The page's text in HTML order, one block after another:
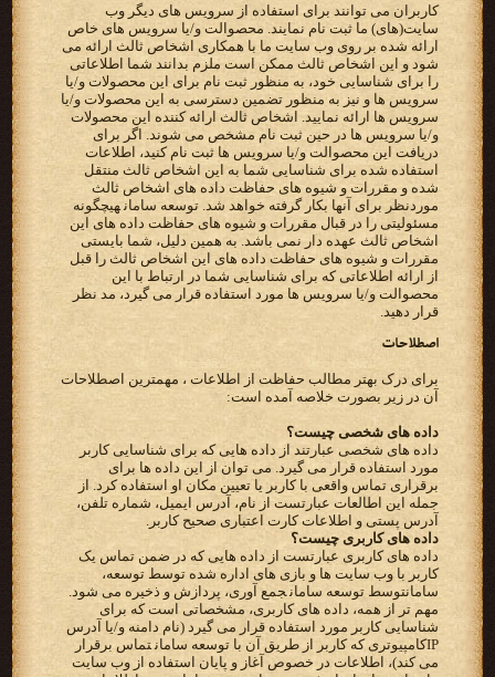
‫کاربران می توانند برای استفاده از سرویس های دیگر وب
‫ارائه شده بر روی وب سایت ما با همکاری اشخاص ثالث ارائه می
شود و این اشخاص ثالث ممکن است ملزم بدانند شما‬ ‫اطلاعاتی
را برای شناسایی خود، به منظور ثبت نام برای این محصولات و/یا
سرویس ها و نیز به منظور تضمین دسترسی به‬ ‫این محصولات و/یا
سرویس ها ارائه نمایید. اشخاص ثالث ارائه کننده این محصولات
و/یا سرویس ها در حین ثبت نام مشخص‬ ‫می شوند. اگر برای
دریافت این محصوالت و/یا سرویس ها ثبت نام کنید، اطلاعات
استفاده شده برای شناسایی شما به این‬ ‫اشخاص ثالث منتقل
شده و مقررات و شیوه های حفاظت داده های اشخاص ثالث
موردنظر برای آنها بکار گرفته خواهد شد.‬ ‫‪ توسعه سامان‬هیچگونه
مسئولیتی را در قبال مقررات و شیوه های حفاظت داده های این
اشخاص ثالث عهده دار نمی باشد. به‬ ‫همین دلیل، شما بایستی
مقررات و شیوه های حفاظت داده های این اشخاص ثالث را قبل
از ارائه اطلاعاتی که برای شناسایی شما‬ ‫در ارتباط با این
محصوالت و/یا سرویس ها مورد استفاده قرار می گیرد، مد نظر
قرار دهید.‬
اصطلاحات
برای درک بهتر مطالب حفاظت از اطلاعات ، مهمترین اصطلاحات
آن در زیر بصورت خلاصه آمده است:
داده های شخصی چیست؟
‫داده های شخصی عبارتند از داده هایی که برای شناسایی کاربر
‫برقراری تماس واقعی با کاربر یا تعیین مکان او استفاده کرد. از
‫آدرس پستی و اطلاعات کارت اعتباری صحیح کاربر.‬
‫داده های کاربری چیست؟‬
‫داده های کاربری عبارتست از داده هایی که در ضمن تماس یک
کاربر با وب سایت ها و بازی های اداره شده توسط‬ ‫‪ ،توسعه
سامان‬توسط ‪ توسعه سامان‬جمع آوری، پردازش و ذخیره می شود.
مهم تر از همه، داده های کاربری، مشخصاتی است‬ ‫که برای
IP‬کامپیوتری که کاربر از طریق آن با‬ ‫‪ توسعه سامان‬تماس برقرار
می کند)، اطلاعات در خصوص آغاز و پایان استفاده از وب سایت